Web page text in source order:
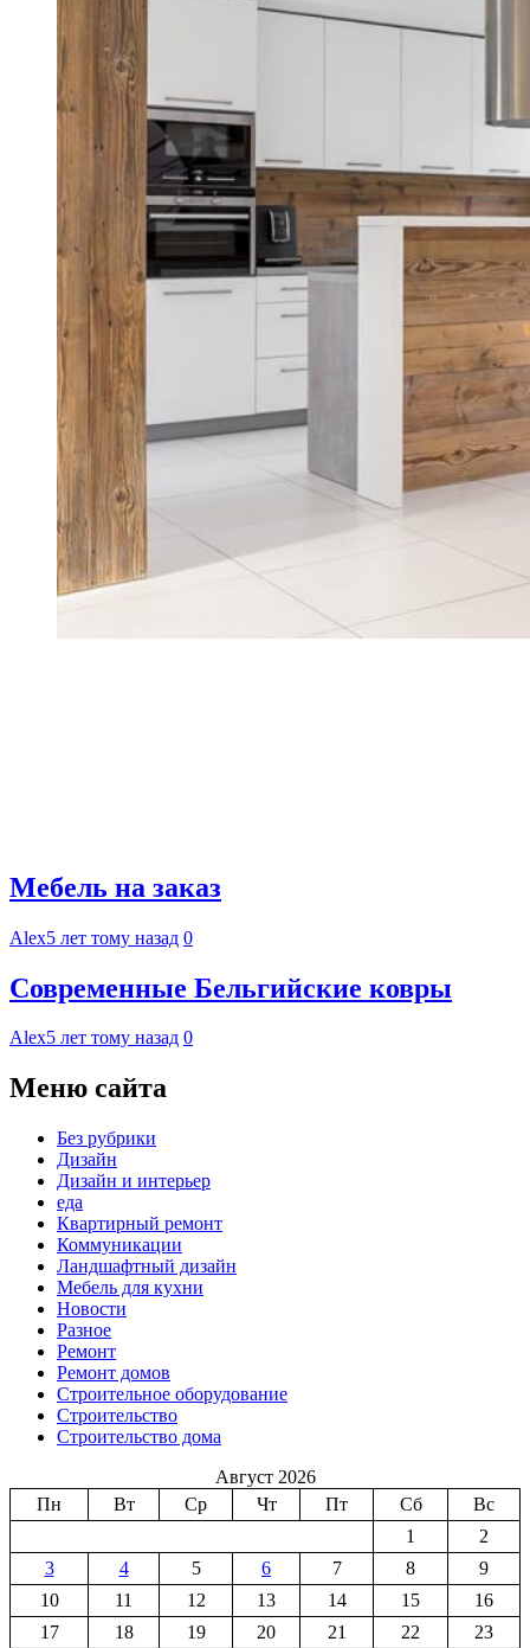
Мебель на заказ
Alex5 лет тому назад 0
Современные Бельгийские ковры
Alex5 лет тому назад 0
Меню сайта
Без рубрики
Дизайн
Дизайн и интерьер
еда
Квартирный ремонт
Коммуникации
Ландшафтный дизайн
Мебель для кухни
Новости
Разное
Ремонт
Ремонт домов
Строительное оборудование
Строительство
Строительство дома
Август 2026
Пн
Вт Ср Чт Пт Сб
Вс
1
2
3
4 5 6 7 8
9
10
11 12 13 14 15
16
17
18 19 20 21 22
23